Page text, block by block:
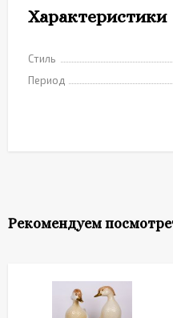
Характеристики
Стиль
Период
Рекомендуем